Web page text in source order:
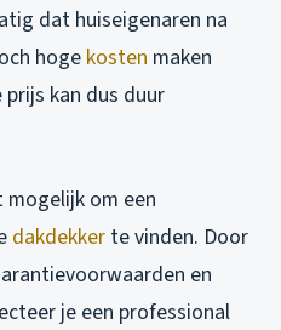
dat huiseigenaren na
hoge kosten maken
kan dus duur
mogelijk om een
dakdekker te vinden. Door
en
je een professional